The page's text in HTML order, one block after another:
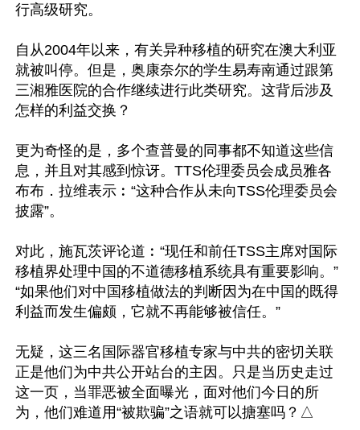
行高级研究。
自从2004年以来，有关异种移植的研究在澳大利亚
就被叫停。但是，奥康奈尔的学生易寿南通过跟第
三湘雅医院的合作继续进行此类研究。这背后涉及
怎样的利益交换？
更为奇怪的是，多个查普曼的同事都不知道这些信
息，并且对其感到惊讶。TTS伦理委员会成员雅各
布布．拉维表示︰“这种合作从未向TSS伦理委员会
披露”。
对此，施瓦茨评论道︰“现任和前任TSS主席对国际
移植界处理中国的不道德移植系统具有重要影响。”
“如果他们对中国移植做法的判断因为在中国的既得
利益而发生偏颇，它就不再能够被信任。”
无疑，这三名国际器官移植专家与中共的密切关联
正是他们为中共公开站台的主因。只是当历史走过
这一页，当罪恶被全面曝光，面对他们今日的所
为，他们难道用“被欺骗”之语就可以搪塞吗？△